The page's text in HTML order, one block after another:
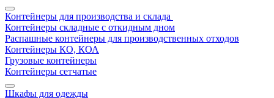
Контейнеры для производства и склада
Контейнеры складные с откидным дном
Распашные контейнеры для производственных отходов
Контейнеры КО, КОА
Грузовые контейнеры
Контейнеры сетчатые
Шкафы для одежды